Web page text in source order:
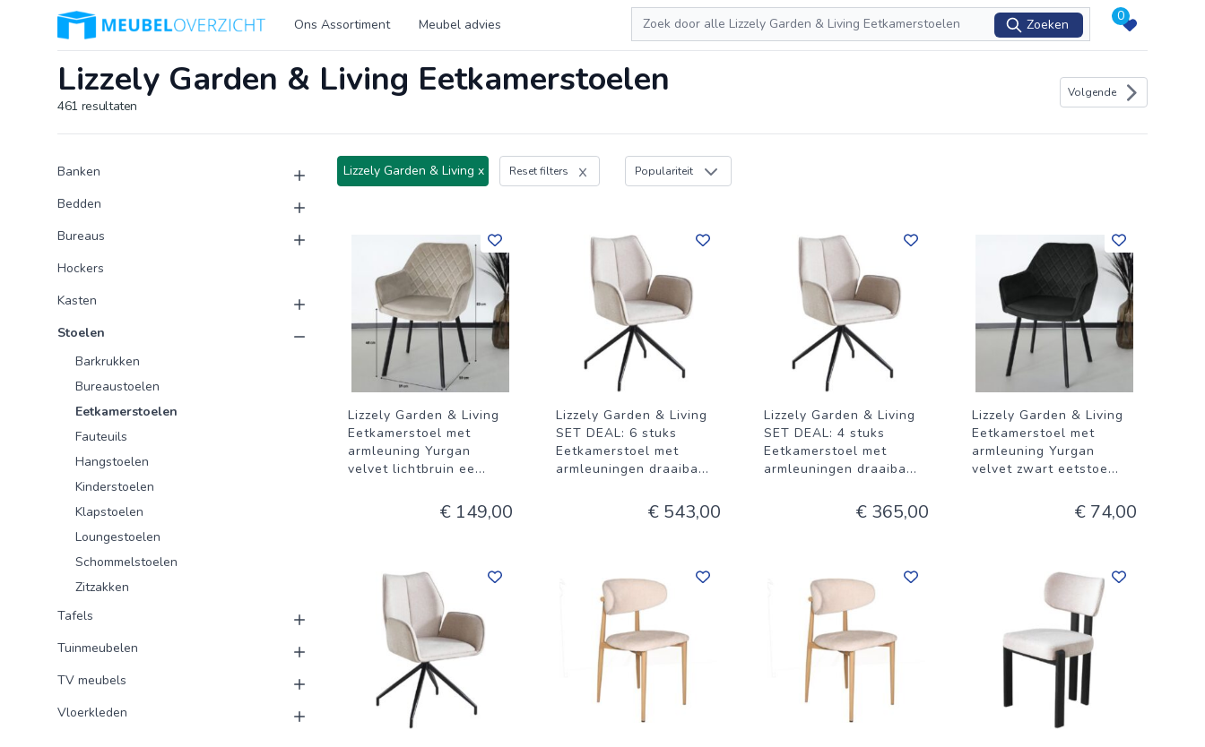
Logo Meubeloverzicht.nl Ons Assortiment Meubel advies
Zoeken
Zoeken
0
Lizzely Garden & Living Eetkamerstoelen
461 resultaten
Volgende
Producten
Product categorieën
Banken
Bedden
Bureaus
Hockers
Kasten
Stoelen
Barkrukken
Bureaustoelen
Eetkamerstoelen
Fauteuils
Hangstoelen
Kinderstoelen
Klapstoelen
Loungestoelen
Schommelstoelen
Zitzakken
Tafels
Tuinmeubelen
TV meubels
Vloerkleden
Lizzely Garden & Living x Reset filters Populariteit
Lizzely Garden & Living
Eetkamerstoel met
armleuning Yurgan
velvet lichtbruin ee...
€ 149,00
Lizzely Garden & Living
SET DEAL: 6 stuks
Eetkamerstoel met
armleuningen draaiba...
€ 543,00
Lizzely Garden & Living
SET DEAL: 4 stuks
Eetkamerstoel met
armleuningen draaiba...
€ 365,00
Lizzely Garden & Living
Eetkamerstoel met
armleuning Yurgan
velvet zwart eetstoe...
€ 74,00